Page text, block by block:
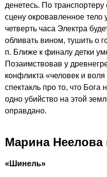
денетесь. По
сцену окровавленное тело
четверть часа Электра
обливать вином, тушить о
п. Ближе к финалу детки
Позаимствовав у
конфликта «человек и
спектакль про то, что Бога
одно убийство на этой
оправдано.
Марина Неелова
«Шинель»